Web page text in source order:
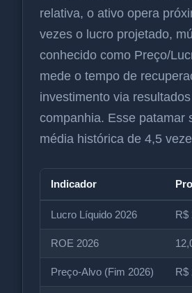
relativa, o ativo opera
vezes o lucro projetado,
conhecido como Preço/
mede o tempo de
investimento via
companhia. Esse patamar
média histórica de 4,5
Indicador
Lucro Líquido 2026 R$
ROE 2026
Preço-Alvo (Fim 2026) R$